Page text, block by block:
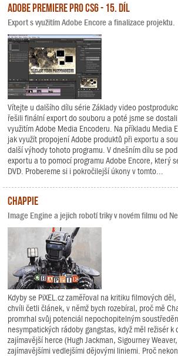
Adobe Premiere Pro CS6 - 15. díl
Export s využitím Adobe Encore a finalizace projektu.
Vítejte u dalšího dílu série Základy video
řešili finální export do souboru a poté jsme se
využitím Adobe Media Encoderu. Na příkladu Media
jak využít propojení Adobe produktů při exportu a
další výhody tohoto programu. V dnešním dílu se
exportu a to pomocí programu Adobe Encore, který
DVD. Probereme si i pokročilejší úkony v tomto...
Chappie
Image Engine a jejich robotí triky v novém filmu od
Kdyby se PiXEL.cz zaměřoval na kritiku filmových
chvíli četli článek, v němž bych rozebíral, proč mě
promrhal svůj potenciál nepochopitelným
nesympatických rádoby gangstas, když měl režisér k
zajímavější herce (Hugh Jackman, Sigourney
zajímavějšími vedlejšími dějovými liniemi. Proč